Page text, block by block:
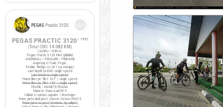
PEGAS PRACTIC 3120/ 1992
(Total ODO: 14.082 KM )
CADRU / FURCA
Pegas Practic 3120 Mixt (pliabila)
ANGRENAJ / PEDALIER / PINIOANE
Angrenaj si foaie Pegas
Pedale Wellgo LU-207 (cu ratrape)
Lant bicicleta KMC single-speed
Lant bicicleta single-speed
Pinion liber pe filet 16T / single speed
Pinion liber pe filet 18T / single speed
FRANE / MANETE FRANA
Manete frana Avid FR-5
Cabluri si camasi Jagwire / Bontrager
Frane janta dual pivot Saccon Sencro FN335
Frane janta cu pivot (noname, tip caliper)